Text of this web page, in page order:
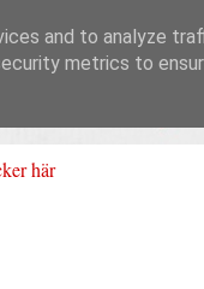
här
and to analyze
metrics to